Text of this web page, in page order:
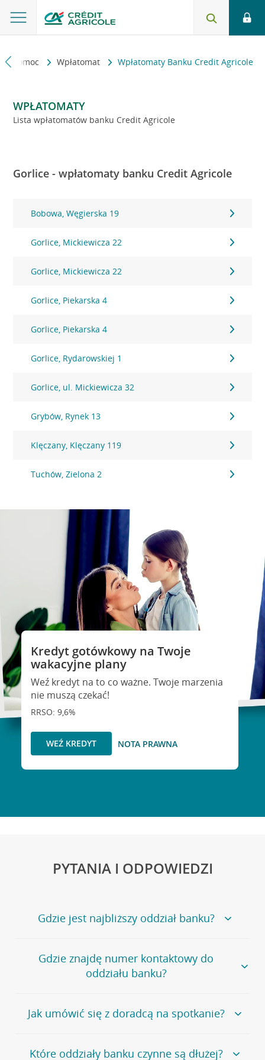
i pomoc Wpłatomat Wpłatomaty Banku Credit Agricole
WPŁATOMATY
Lista wpłatomatów banku Credit Agricole
Gorlice - wpłatomaty banku Credit Agricole
Bobowa, Węgierska 19
Gorlice, Mickiewicza 22
Gorlice, Mickiewicza 22
Gorlice, Piekarska 4
Gorlice, Piekarska 4
Gorlice, Rydarowskiej 1
Gorlice, ul. Mickiewicza 32
Grybów, Rynek 13
Klęczany, Klęczany 119
Tuchów, Zielona 2
Kredyt gotówkowy na Twoje
wakacyjne plany
Weź kredyt na to co ważne. Twoje marzenia
nie muszą czekać!
RRSO: 9,6%
WEŹ KREDYT NOTA PRAWNA
PYTANIA I ODPOWIEDZI
Gdzie jest najbliższy oddział banku?
Jeśli szukasz oddziału naszego banku, zapraszamy na
stronęPlacówki i bankomaty, na której znajduje się
wygodna wyszukiwarka.
oddziałów
Gdzie znajdę numer kontaktowy do
oddziału banku?
Bank Credit Agricole nie udostępnia ogólnego numeru
telefonu do placówki bankowej.
umówienia się z doradcą w placówce bankowej .
Jak umówić się z doradcą na spotkanie?
Jeśli jesteś już naszym
Które oddziały banku czynne są dłużej?